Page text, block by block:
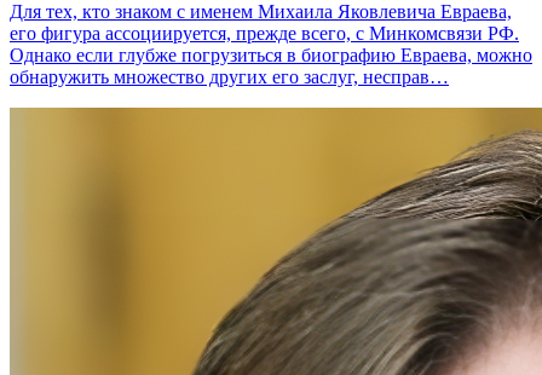
Для тех, кто знаком с именем Михаила Яковлевича Евраева,
его фигура ассоциируется, прежде всего, с Минкомсвязи РФ.
Однако если глубже погрузиться в биографию Евраева, можно
обнаружить множество других его заслуг, несправ…